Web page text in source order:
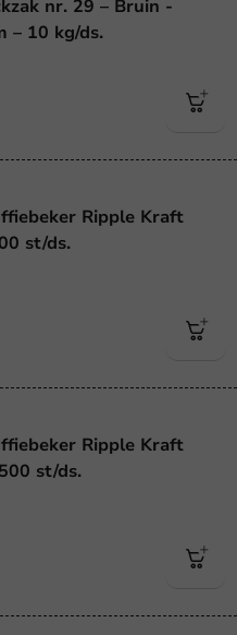
nr. 29 – Bruin -
– 10 kg/ds.
Ripple Kraft
st/ds.
Ripple Kraft
st/ds.